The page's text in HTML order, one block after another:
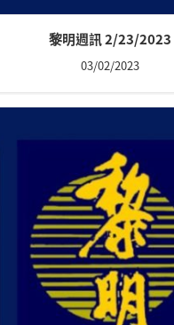
黎明週訊 2/23/2023
03/02/2023